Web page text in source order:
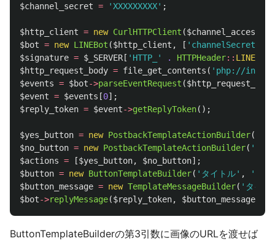
$channel_secret = 'XXXXXXXXX' ;
$http_client = new CurlHTTPClient (
$bot = new LINEBot ($http_client , [ 'channelSecret'
$signature = $_SERVER [ 'HTTP_' . HTTPHeader::
$http_request_body = file_get_contents ( 'php://input'
$events = $bot->parseEventRequest ($http_request_body
$event = $events [0];
$reply_token = $event->getReplyToken();
$yes_button = new PostbackTemplateActionBuilder(
$no_button = new PostbackTemplateActionBuilder( 'キャ
$actions = [$yes_button, $no_button];
$button = new ButtonTemplateBuilder( 'タイトル' ,
'テ
$button_message = new TemplateMessageBuilder( 'タイト
$bot->replyMessage($reply_token, $button_message
ButtonTemplateBuilderの第3引数に画像のURLを渡せば